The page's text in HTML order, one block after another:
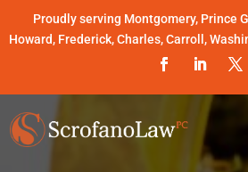
Proudly serving Montgomery, Prince
Howard, Frederick, Charles, Carroll,